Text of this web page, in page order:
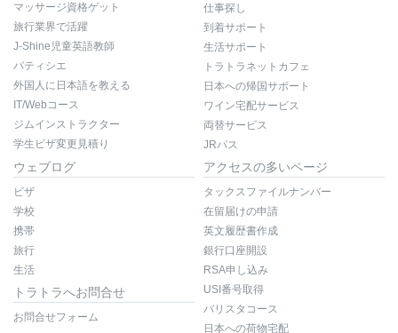
マッサージ資格ゲット
旅行業界で活躍
J-Shine児童英語教師
パティシエ
外国人に日本語を教える
IT/Webコース
ジムインストラクター
学生ビザ変更見積り
仕事探し
到着サポート
生活サポート
トラトラネットカフェ
日本への帰国サポート
ワイン宅配サービス
両替サービス
JRパス
ウェブログ
ビザ
学校
携帯
旅行
生活
トラトラへお問合せ
お問合せフォーム
アクセスの多いページ
タックスファイルナンバー
在留届けの申請
英文履歴書作成
銀行口座開設
RSA申し込み
USI番号取得
バリスタコース
日本への荷物宅配